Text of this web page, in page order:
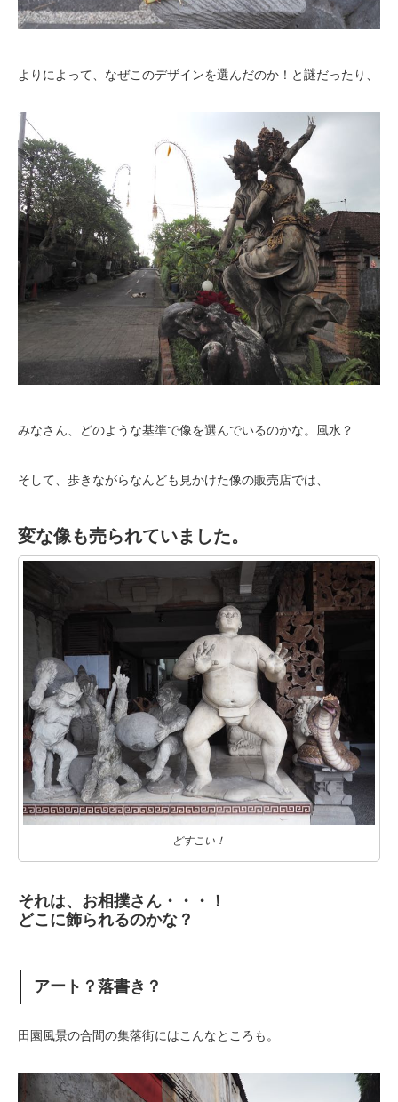
よりによって、なぜこのデザインを選んだのか！と謎だったり、
みなさん、どのような基準で像を選んでいるのかな。風水？
そして、歩きながらなんども見かけた像の販売店では、
変な像も売られていました。
どすこい！
それは、お相撲さん・・・！
どこに飾られるのかな？
アート？落書き？
田園風景の合間の集落街にはこんなところも。